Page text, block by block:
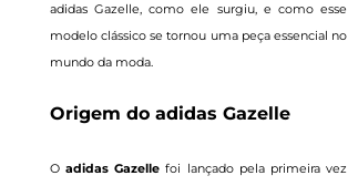
adidas Gazelle, como ele surgiu, e como esse
modelo clássico se tornou uma peça essencial no
mundo da moda.
Origem do adidas Gazelle
Oadidas Gazelle foi lançado pela primeira vez